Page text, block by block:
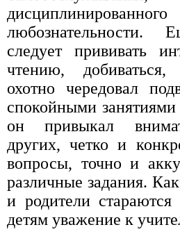
следует прививать
чтению,
охотно чередовал
спокойными
он привыкал
других, четко и
вопросы, точно и
различные задания.
и родители стараются
детям уважение к